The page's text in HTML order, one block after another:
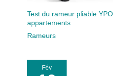
Test du rameur pliable
appartements
Rameurs
Fév